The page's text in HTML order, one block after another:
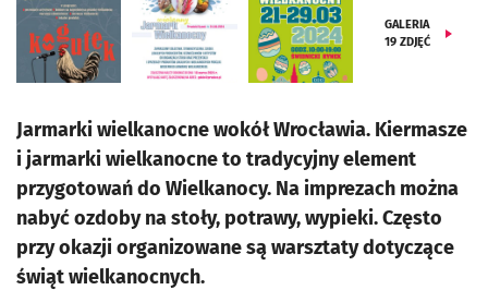
GALERIA
19 ZDJĘĆ
Jarmarki wielkanocne wokół Wrocławia. Kiermasze
i jarmarki wielkanocne to tradycyjny element
przygotowań do Wielkanocy. Na imprezach można
nabyć ozdoby na stoły, potrawy, wypieki. Często
przy okazji organizowane są warsztaty dotyczące
świąt wielkanocnych.